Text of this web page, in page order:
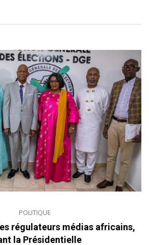
POLITIQUE
régulateurs médias africains,
la Présidentielle